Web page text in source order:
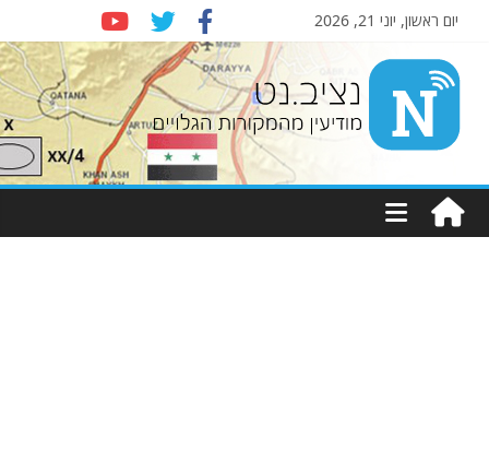
יום ראשון, יוני 21, 2026
Nziv.net
מודיעין
מהמקורות